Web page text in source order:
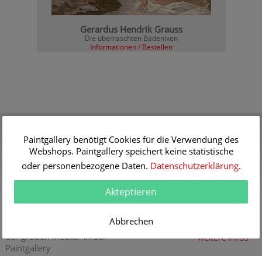
Gerardus Hendrik Grauss
Die überraschten Badenixen
Informationen / Bestellen
Verschenken Sie einen
Gutschein für eine
hochwertige Kunstkopie
weitere Infos
30 Jahre Erfahrung mit
hochwertigen Gemälde-
Reproduktionen
weitere Infos
Aktuelle und neue Gemälde
der großen Meister in der
Paintgallery
Bezahlen
weitere Infos
Paintgallery benötigt Cookies für die Verwendung des
Webshops. Paintgallery speichert keine statistische
oder personenbezogene Daten. Datenschutzerklärung.
Akteptieren
Abbrechen